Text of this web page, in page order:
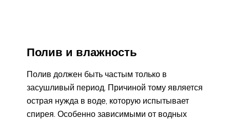
Полив и влажность
Полив должен быть частым только в
засушливый период. Причиной тому является
острая нужда в воде, которую испытывает
спирея. Особенно зависимыми от водных